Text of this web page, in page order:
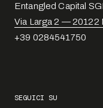
Entangled Capital
Via Larga 2 — 20122
+39 0284541750
SEGUICI SU